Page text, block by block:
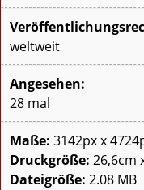
weltweit
Angesehen:
28 mal
Maße: 3142px x
Druckgröße: 26,6cm
Dateigröße: 2.08 MB